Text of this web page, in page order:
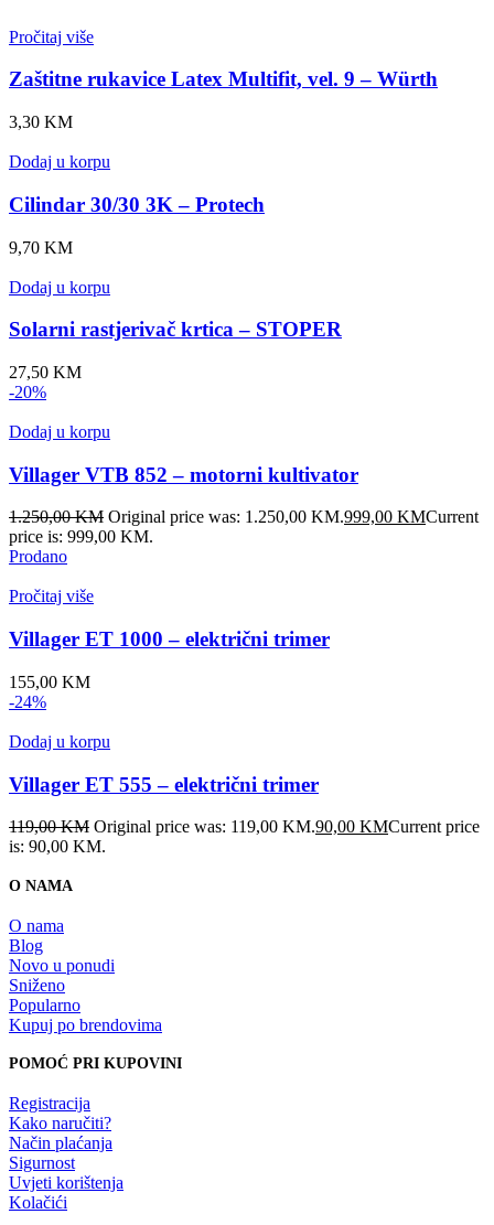
Pročitaj više
Zaštitne rukavice Latex Multifit, vel. 9 – Würth
3,30 KM
Dodaj u korpu
Cilindar 30/30 3K – Protech
9,70 KM
Dodaj u korpu
Solarni rastjerivač krtica – STOPER
27,50 KM
-20%
Dodaj u korpu
Villager VTB 852 – motorni kultivator
1.250,00KM Original price was: 1.250,00 KM.999,00 KMCurrent
price is: 999,00 KM.
Prodano
Pročitaj više
Villager ET 1000 – električni trimer
155,00 KM
-24%
Dodaj u korpu
Villager ET 555 – električni trimer
119,00KM Original price was: 119,00 KM.90,00 KMCurrent price
is: 90,00 KM.
O NAMA
O nama
Blog
Novo u ponudi
Sniženo
Popularno
Kupuj po brendovima
POMOĆ PRI KUPOVINI
Registracija
Kako naručiti?
Način plaćanja
Sigurnost
Uvjeti korištenja
Kolačići